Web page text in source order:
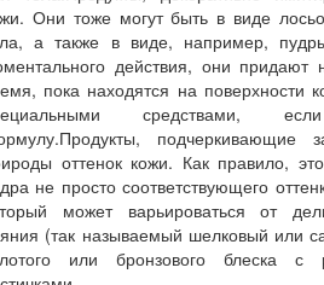
Они тоже могут быть в виде
а также в виде, например,
действия, они придают
пока находятся на поверхности
средствами,
подчеркивающие
оттенок кожи. Как правило,
не просто соответствующего
может варьироваться от
(так называемый шелковый или
или бронзового блеска